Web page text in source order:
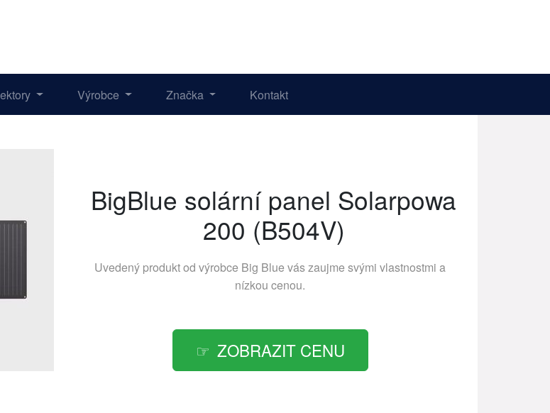
Výrobce Značka Kontakt
BigBlue solární panel Solarpowa
200 (B504V)
Uvedený produkt od výrobce Big Blue vás zaujme svými vlastnostmi a
nízkou cenou.
ZOBRAZIT CENU